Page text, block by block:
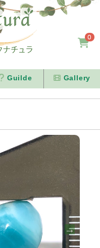
0
Guilde Gallery